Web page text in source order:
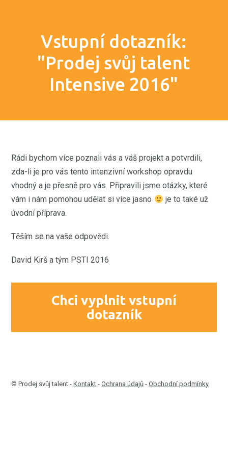
Vstupní dotazník:
"Prodej svůj talent
Intensive 2016"
Rádi bychom více poznali vás a váš projekt a potvrdili,
zda-li je pro vás tento intenzivní workshop opravdu
vhodný a je přesně pro vás. Připravili jsme otázky, které
vám i nám pomohou udělat si více jasno
je to také už
úvodní příprava.
Těším se na vaše odpovědi.
David Kirš a tým PSTI 2016
Chci vyplnit vstupní
dotazník
© Prodej svůj talent -Kontakt -Ochrana údajů -Obchodní podmínky